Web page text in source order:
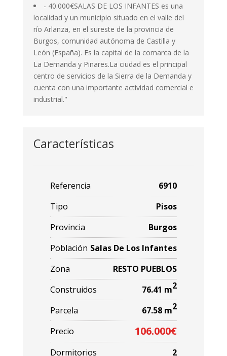
- 40.000€SALAS DE LOS INFANTES es una
localidad y un municipio situado en el valle del
río Arlanza, en el sureste de la provincia de
Burgos, comunidad autónoma de Castilla y
León (España). Es la capital de la comarca de la
La Demanda y Pinares.La ciudad es el principal
centro de servicios de la Sierra de la Demanda y
cuenta con una importante actividad comercial e
industrial."
Características
Referencia
6910
Tipo
Pisos
Provincia
Burgos
Población Salas De Los Infantes
Zona
RESTO PUEBLOS
Construidos
76.41 m2
Parcela 67.58 m2
Precio 106.000€
Dormitorios 2